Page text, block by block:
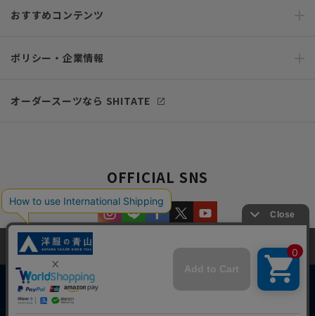
おすすめコンテンツ
ポリシー・企業情報
オーダースーツなら SHITATE
OFFICIAL SNS
当サイトでは、快適な閲覧体験とコンテンツ改善のためにCookieを使用
しています。閲覧を続けることで、Cookieの使用に同意したものとみな
します。詳細については